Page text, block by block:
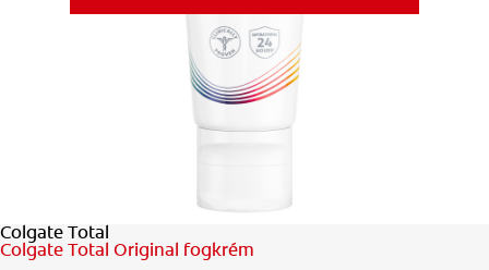
SZÁJHIGIÉNÉS ÁLLAPOTFELMÉRÉS
Colgate Total
Colgate Total Original fogkrém